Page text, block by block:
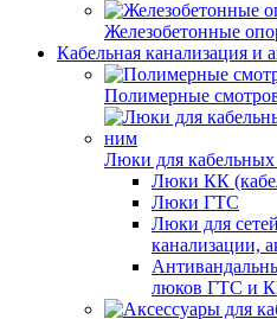
Железобетонные
Кабельная канализация и
Полимерные
Люки для кабельных
Люки КК
Люки ГТС
Люки для
канализации,
люков ГТС и